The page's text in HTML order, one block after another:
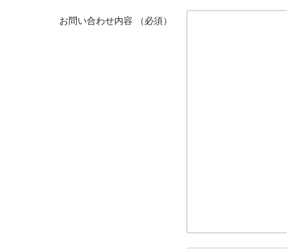
お問い合わせ内容 （必須）